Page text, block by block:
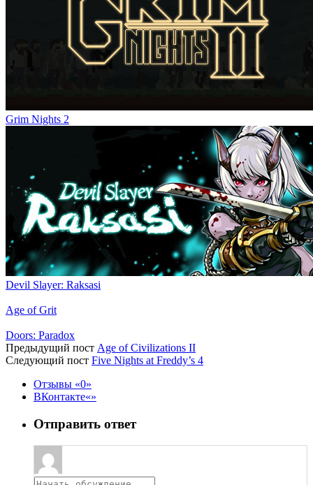
Grim Nights 2
Devil Slayer: Raksasi
Age of Grit
Doors: Paradox
Предыдущий пост Age of Civilizations II
Следующий пост Five Nights at Freddy’s 4
Отзывы
0
ВКонтакте
Отправить ответ